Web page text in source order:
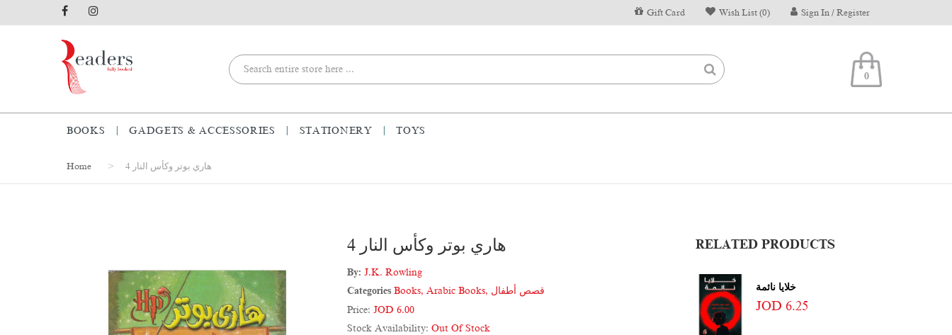
Gift Card Wish List (0) Sign In / Register
0
BOOKS GADGETS & ACCESSORIES STATIONERY TOYS
Home هاري بوتر وكأس النار 4
هاري بوتر وكأس النار 4
By: J.K. Rowling
Categories Books, Arabic Books, قصص أطفال
Price:JOD 6.00
Stock Availability:Out Of Stock
RELATED PRODUCTS
خلايا نائمة
JOD 6.25